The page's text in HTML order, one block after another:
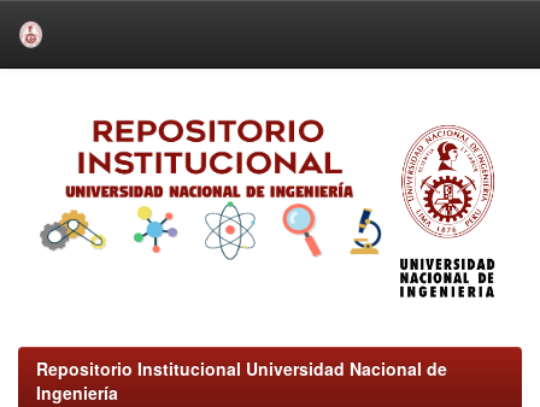
Repositorio Institucional Universidad Nacional de
Ingeniería